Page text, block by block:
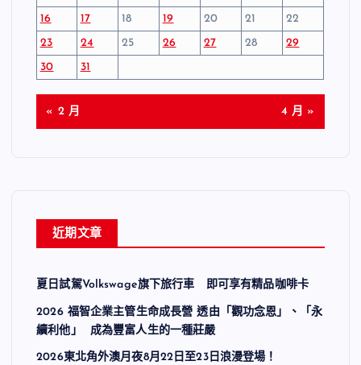
16
17 18 19 20 21
22
23
24 25 26 27 28
29
30
31
« 2 月 4 月 »
近期文章
夏日試駕Volkswage旗下旅行車 即可享有精品咖啡卡
2026 福智企業主管生命成長營 透由「觀功念恩」、「永
續利他」 成為豐富人生的一種莊嚴
2026東北角外澳月夜8月22日至23日浪漫登場！